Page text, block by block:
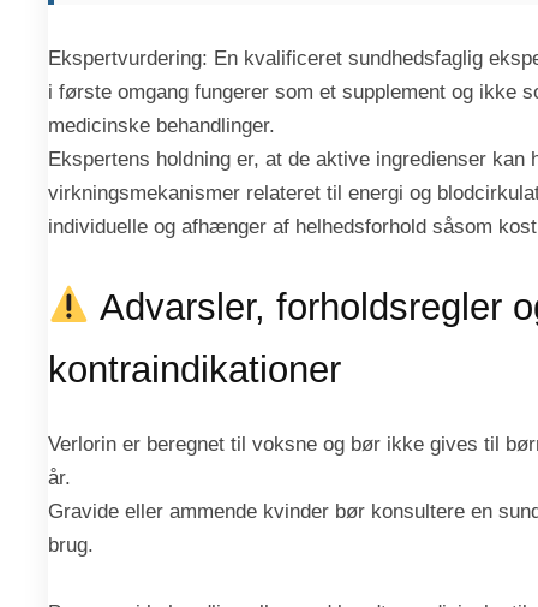
Ekspertvurdering: En kvalificeret sundhedsfaglig
i første omgang fungerer som et supplement og ikke
medicinske behandlinger.
Ekspertens holdning er, at de aktive ingredienser kan
virkningsmekanismer relateret til energi og
individuelle og afhænger af helhedsforhold såsom
Advarsler, forholdsregler
kontraindikationer
Verlorin er beregnet til voksne og bør ikke gives til
år.
Gravide eller ammende kvinder bør konsultere en
brug.